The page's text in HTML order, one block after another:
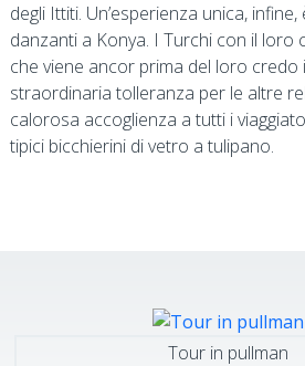
degli Ittiti. Un’esperienza unica,
danzanti a Konya. I Turchi con il loro
che viene ancor prima del loro credo
straordinaria tolleranza per le altre
calorosa accoglienza a tutti i
tipici bicchierini di vetro a tulipano.
Tour in pullman